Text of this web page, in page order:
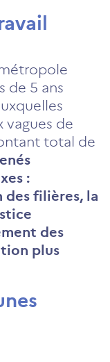
de 5 ans
vagues de
total de
:
des filières, la
des
plus